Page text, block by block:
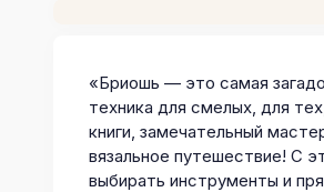
«Бриошь — это самая
техника для смелых, для
книги, замечательный
вязальное путешествие! С
выбирать инструменты и